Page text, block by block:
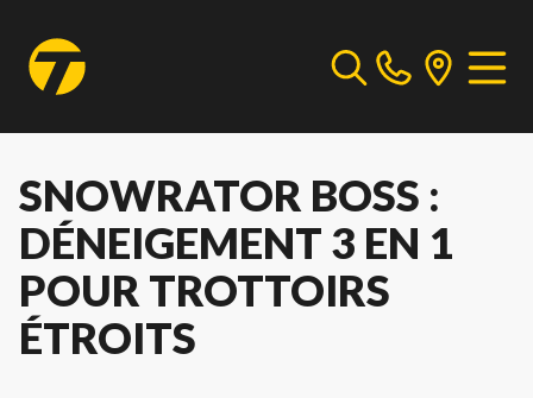
SNOWRATOR BOSS :
DÉNEIGEMENT 3 EN 1
POUR TROTTOIRS
ÉTROITS